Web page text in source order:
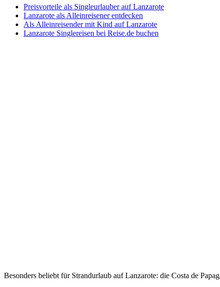
Preisvorteile als Singleurlauber auf Lanzarote
Lanzarote als Alleinreisener entdecken
Als Alleinreisender mit Kind auf Lanzarote
Lanzarote Singlereisen bei Reise.de buchen
Besonders beliebt für Strandurlaub auf Lanzarote: die Costa de